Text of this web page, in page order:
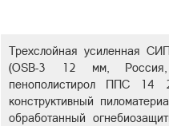
Трехслойная усиленная
(OSB-3 12 мм, Россия,
пенополистирол ППС 14
конструктивный
обработанный